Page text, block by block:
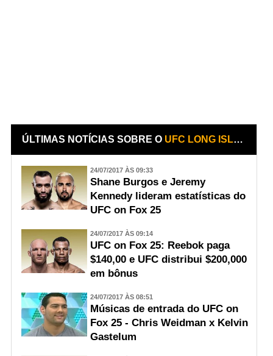
ÚLTIMAS NOTÍCIAS SOBRE O UFC LONG ISLAND (ON FOX 25)
24/07/2017 ÀS 09:33
Shane Burgos e Jeremy
Kennedy lideram estatísticas do
UFC on Fox 25
24/07/2017 ÀS 09:14
UFC on Fox 25: Reebok paga
$140,00 e UFC distribui $200,000
em bônus
24/07/2017 ÀS 08:51
Músicas de entrada do UFC on
Fox 25 - Chris Weidman x Kelvin
Gastelum